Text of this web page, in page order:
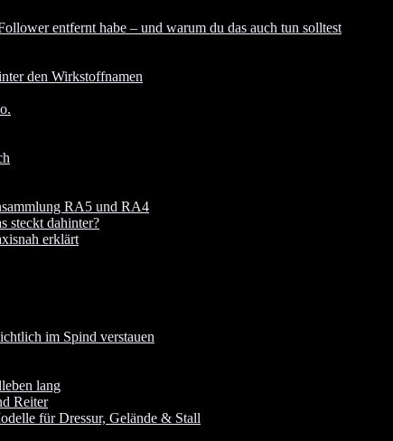
entfernt habe – und warum du das auch tun solltest
den Wirkstoffnamen
RA5 und RA4
steckt dahinter?
erklärt
im Spind verstauen
lang
Reiter
für Dressur, Gelände & Stall